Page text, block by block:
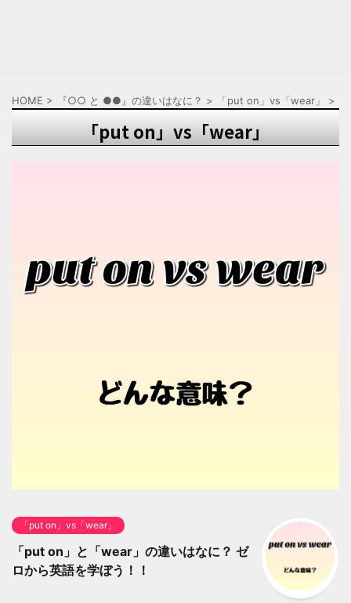
HOME > 『○○ と ●●』の違いはなに？ > 「put on」vs「wear」 >
「put on」vs「wear」
「put on」vs「wear」
「put on」と「wear」の違いはなに？ ゼ
ロから英語を学ぼう！！